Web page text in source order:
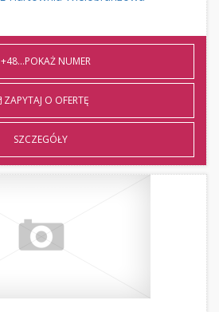
+48...POKAŻ NUMER
ZAPYTAJ O OFERTĘ
SZCZEGÓŁY